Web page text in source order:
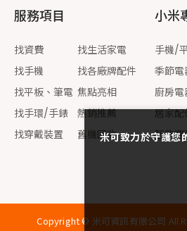
服務項目
找資費
找手機
找平板、筆電
找手環/手錶
找穿戴裝置
找生活家電
找各廠牌配件
焦點亮相
熱銷推薦
舊機回收
小米
手機/
季節電
廚房電
居家配
智能穿
Copyright © 米可資訊有限公司 All
米可致力於守護您